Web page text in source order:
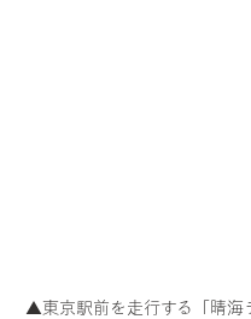
▲東京駅前を走行する「晴海